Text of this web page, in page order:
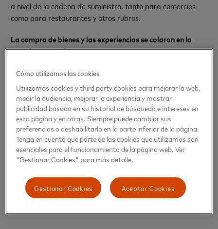
a nivel de la cadena de suministro, tanto para comercios
como para restaurantes y otros rubros.
La compra de bienes y las experiencias se colaron en la
agenda semanal.
En Argentina, los miércoles se han vuelto populares para
salir a comer: el consumo en restaurantes aumentó 1,3%
en comparación con 2019, lo que se compensa con una
disminución durante los fines de semana de 2022
comparados con la actividad pre-pandemia.
Además de salir a comer con mayor frecuencia los
miércoles, en Argentina los consumidores están empezando
a comprar regalos antes de que comience el fin de semana,
a invertir en el cuidado de su aspecto personal a mitad de
semana (martes y miércoles), y a hacer sus compras en el
rubro tiendas de comestibles, con mayor frecuencia los
martes.
Cómo utilizamos las cookies
Utilizamos cookies y third party cookies para mejorar la web,
medir la audiencia, mejorar la experiencia y mostrar
publicidad basado en su historial de búsqueda e intereses en
esta página y en otras. Siempre puede cambiar sus
preferencias o deshabilitarlo en la parte inferior de la página.
Tenga en cuenta que parte de las cookies que utilizamos son
esenciales para el funcionamiento de la página web. Ver
"Gestionar Cookies" para más detalle.
Aceptar Cookies
Gestionar Cookies